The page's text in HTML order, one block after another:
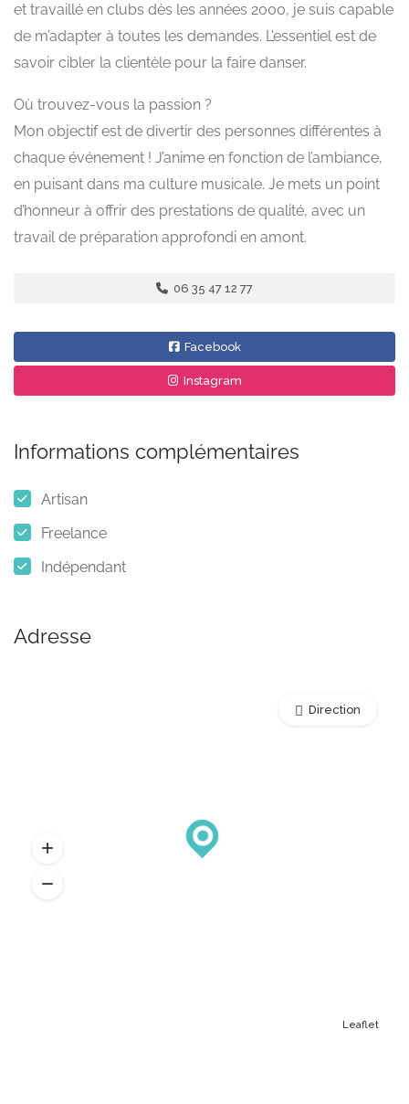
et travaillé en clubs dès les années 2000, je suis capable
de m’adapter à toutes les demandes. L’essentiel est de
savoir cibler la clientèle pour la faire danser.
Où trouvez-vous la passion ?
Mon objectif est de divertir des personnes différentes à
chaque événement ! J’anime en fonction de l’ambiance,
en puisant dans ma culture musicale. Je mets un point
d’honneur à offrir des prestations de qualité, avec un
travail de préparation approfondi en amont.
06 35 47 12 77
Facebook
Instagram
Informations complémentaires
Artisan
Freelance
Indépendant
Adresse
Leaflet
Direction